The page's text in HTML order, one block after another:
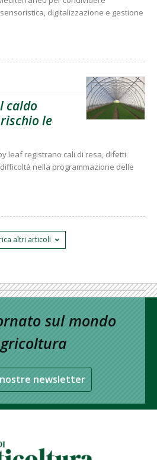
digitalizzazione e gestione
caldo
le
leaf registrano cali di resa, difetti
nella programmazione delle
altri articoli
sul mondo
newsletter